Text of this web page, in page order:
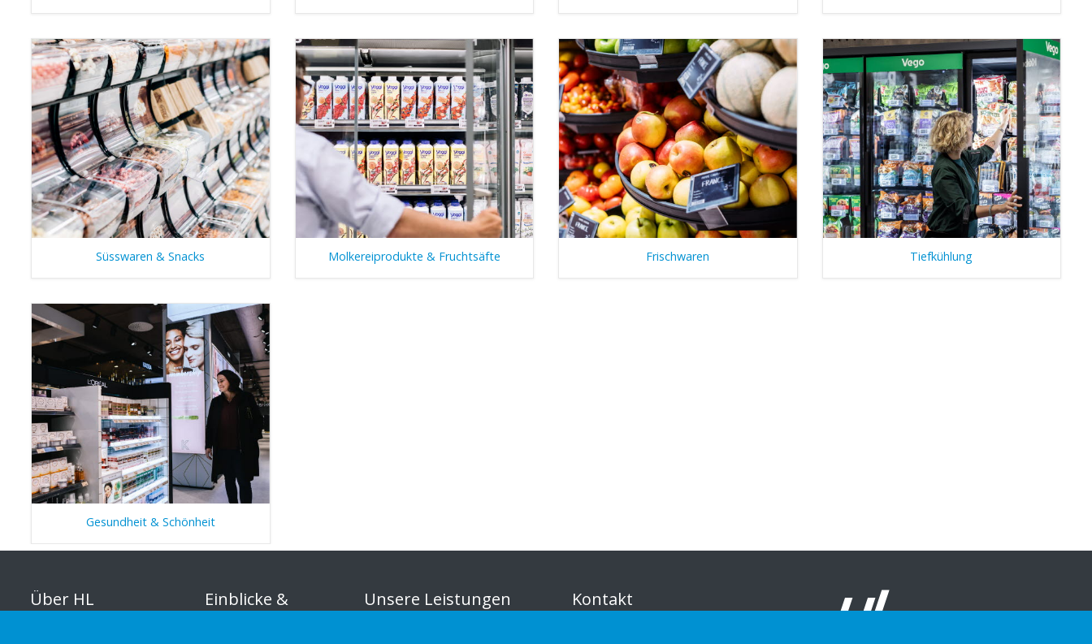
Süsswaren & Snacks Molkereiprodukte & Fruchtsäfte Frischwaren Tiefkühlung
Gesundheit & Schönheit
Über HL
Einblicke &
Inspirationen
Unsere Leistungen Kontakt